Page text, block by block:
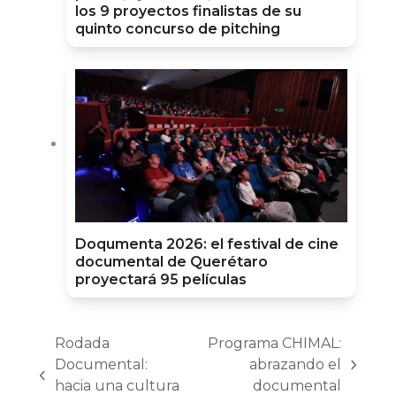
los 9 proyectos finalistas de su
quinto concurso de pitching
Doqumenta 2026: el festival de cine
documental de Querétaro
proyectará 95 películas
previous
Rodada
Documental:
hacia una cultura
Programa CHIMAL:
abrazando el
documental